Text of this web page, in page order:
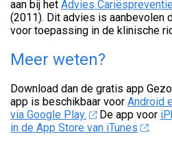
aan bij het Advies
(2011). Dit advies is aanbevolen
voor toepassing in de klinische
Meer weten?
Download dan de gratis app
app is beschikbaar voor Android
via Google Play.
De app voor
in de App Store van iTunes
.